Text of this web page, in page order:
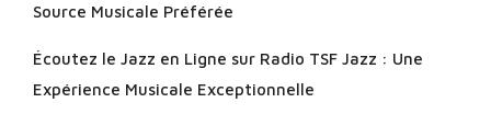
Source Musicale Préférée
Écoutez le Jazz en Ligne sur Radio TSF Jazz : Une
Expérience Musicale Exceptionnelle